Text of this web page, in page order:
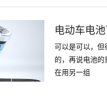
电动车电
可以是可以，
的，再说电池
在用另一组